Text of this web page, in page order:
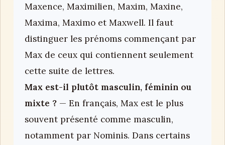
Maxence, Maximilien, Maxim, Maxine,
Maxima, Maximo et Maxwell. Il faut
distinguer les prénoms commençant par
Max de ceux qui contiennent seulement
cette suite de lettres.
Max est-il plutôt masculin, féminin ou
mixte ? — En français, Max est le plus
souvent présenté comme masculin,
notamment par Nominis. Dans certains